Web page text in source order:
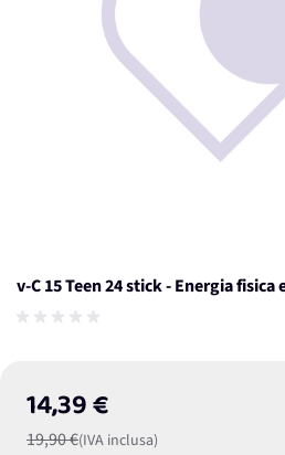
v-C 15 Teen 24 stick - Energia
14,39 €
19,90 €(IVA inclusa)